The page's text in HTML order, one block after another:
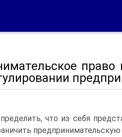
право
что из себя